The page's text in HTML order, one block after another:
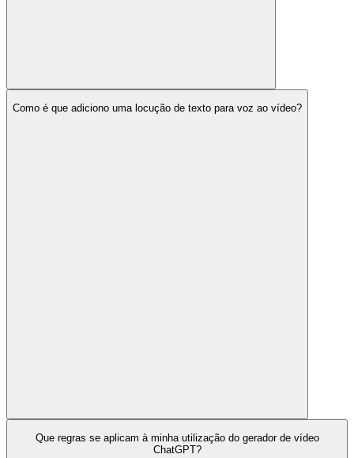
Como é que adiciono uma locução de texto para voz ao vídeo?
Que regras se aplicam à minha utilização do gerador de vídeo
ChatGPT?